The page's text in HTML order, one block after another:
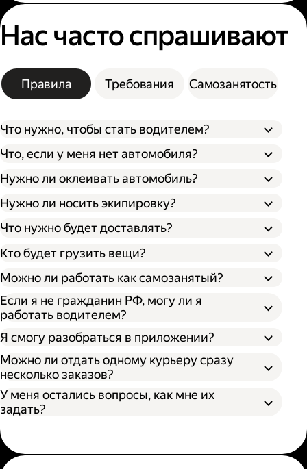
Нас часто спрашивают
Правила Требования Самозанятость
Что нужно, чтобы стать водителем?
Что, если у меня нет автомобиля?
Нужно ли оклеивать автомобиль?
Нужно ли носить экипировку?
Что нужно будет доставлять?
Кто будет грузить вещи?
Можно ли работать как самозанятый?
Если я не гражданин РФ, могу ли я
работать водителем?
Я смогу разобраться в приложении?
Можно ли отдать одному курьеру сразу
несколько заказов?
У меня остались вопросы, как мне их
задать?